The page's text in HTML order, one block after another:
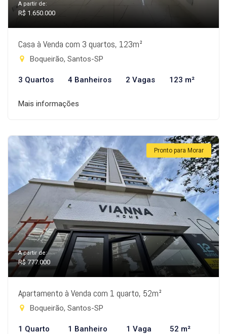
A partir de:
R$ 1.650.000
Casa à Venda com 3 quartos, 123m²
Boqueirão, Santos-SP
3 Quartos 4 Banheiros 2 Vagas 123 m²
Mais informações
Pronto para Morar
A partir de:
R$ 777.000
Apartamento à Venda com 1 quarto, 52m²
Boqueirão, Santos-SP
1 Quarto 1 Banheiro 1 Vaga 52 m²